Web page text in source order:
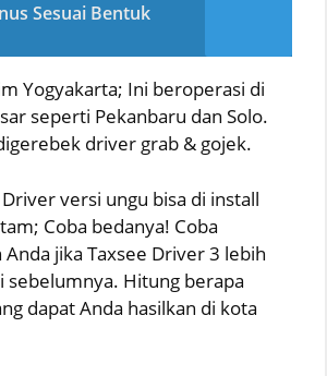
Sesuai Bentuk
Yogyakarta; Ini beroperasi di
seperti Pekanbaru dan Solo.
driver grab & gojek.
versi ungu bisa di install
Coba bedanya! Coba
jika Taxsee Driver 3 lebih
sebelumnya. Hitung berapa
dapat Anda hasilkan di kota